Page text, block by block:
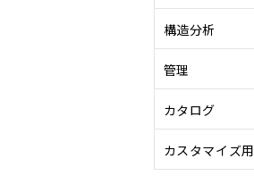
構造分析
管理
カタログ
カスタマイズ用